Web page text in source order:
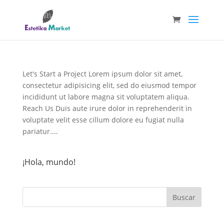
Let's Start a Project Lorem ipsum dolor sit amet,
consectetur adipisicing elit, sed do eiusmod tempor
incididunt ut labore magna sit voluptatem aliqua.
Reach Us Duis aute irure dolor in reprehenderit in
voluptate velit esse cillum dolore eu fugiat nulla
pariatur....
¡Hola, mundo!